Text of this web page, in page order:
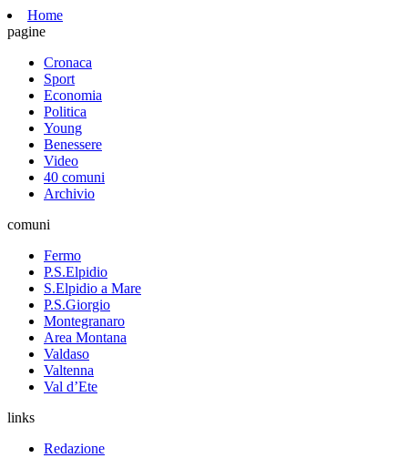
Home
pagine
Cronaca
Sport
Economia
Politica
Young
Benessere
Video
40 comuni
Archivio
comuni
Fermo
P.S.Elpidio
S.Elpidio a Mare
P.S.Giorgio
Montegranaro
Area Montana
Valdaso
Valtenna
Val d’Ete
links
Redazione